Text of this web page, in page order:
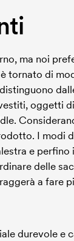
ma noi
tornato di
oggetti
I modi
e
delle
a fare
durevole e